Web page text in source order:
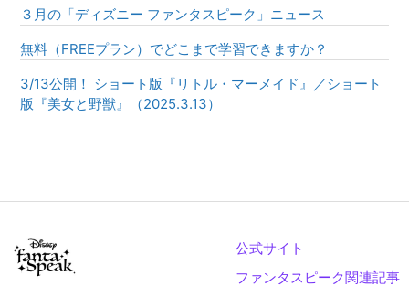
３月の「ディズニー ファンタスピーク」ニュース
無料（FREEプラン）でどこまで学習できますか？
3/13公開！ ショート版『リトル・マーメイド』／ショート
版『美女と野獣』（2025.3.13）
公式サイト
ファンタスピーク関連記事